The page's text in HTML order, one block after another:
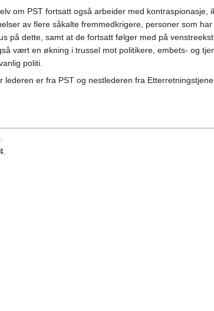
om PST fortsatt også arbeider med kontraspionasje,
av flere såkalte fremmedkrigere, personer som
på dette, samt at de fortsatt følger med på
vært en økning i trussel mot politikere, embets- og
politi.
er fra PST og nestlederen fra